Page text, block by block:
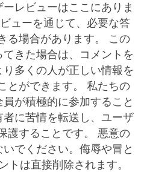
レビューはここにありま
ューを通じて、必要な答
る場合があります。 この
きた場合は、コメントを
多くの人が正しい情報を
とができます。 私たちの
が積極的に参加すること
に苦情を転送し、ユーザ
護することです。 悪意の
でください。侮辱や冒と
トは直接削除されます。